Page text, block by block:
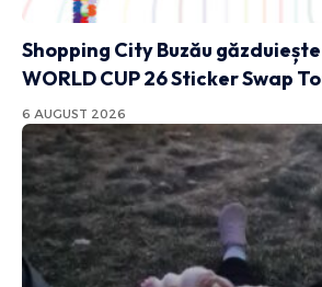
Shopping City Buzău găzduiește
WORLD CUP 26 Sticker Swap
6 AUGUST 2026